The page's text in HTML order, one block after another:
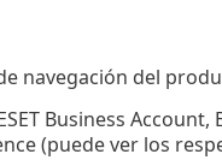
navegación del
Business Account,
(puede ver los